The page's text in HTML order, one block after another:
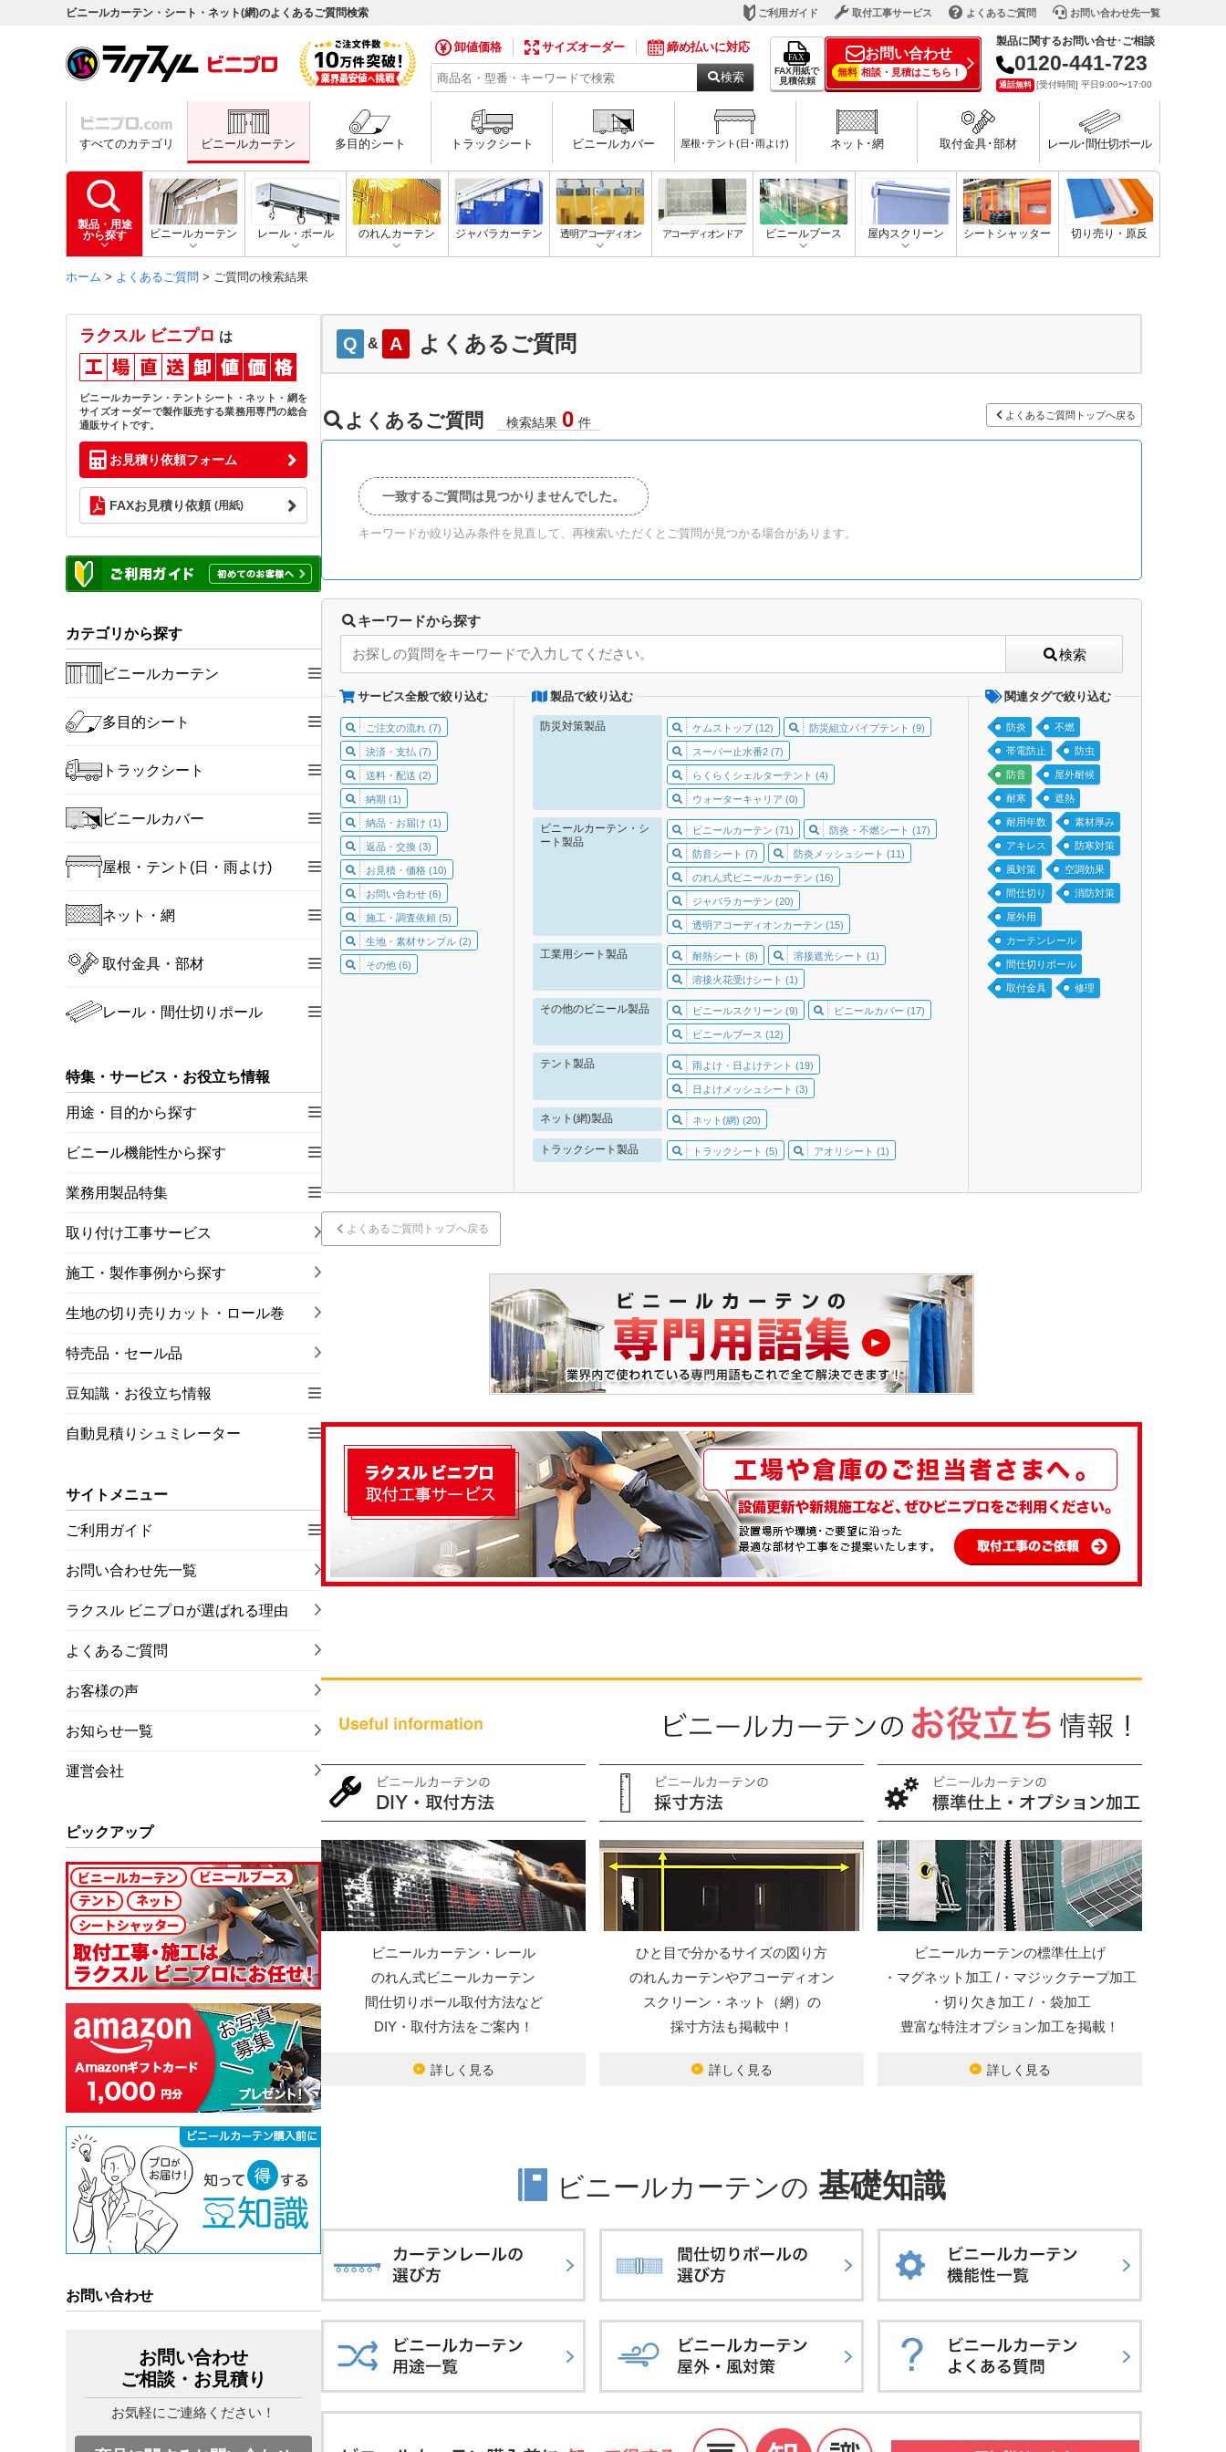
ビニールカーテン・シート・ネット(網)のよくあるご質問検索 ご利用ガイド 取付工事サービス よくあるご質問 お問い合わせ先一覧
卸値価格 サイズオーダー 締め払いに対応
検索
FAX用紙で
見積依頼
お問い合わせ
無料 相談・見積はこちら！
製品に関するお問い合せ･ご相談
0120-441-723
通話無料 [受付時間] 平日9:00〜17:00
すべてのカテゴリ ビニールカーテン 多目的シート トラックシート ビニールカバー 屋根･テント(日･雨よけ) ネット･網 取付金具･部材 レール･間仕切ポール
製品・用途
から探す
ビニールカーテン レール・ポール のれんカーテン ジャバラカーテン 透明アコーディオン アコーディオンドア ビニールブース 屋内スクリーン シートシャッター 切り売り・原反
ホーム > よくあるご質問 > ご質問の検索結果
Q & A よくあるご質問
よくあるご質問 検索結果 0 件
よくあるご質問トップへ戻る
一致するご質問は見つかりませんでした。
キーワードか絞り込み条件を見直して、再検索いただくとご質問が見つかる場合があります。
キーワードから探す
検索
サービス全般で絞り込む
ご注文の流れ (7)
決済・支払 (7)
送料・配送 (2)
納期 (1)
納品・お届け (1)
返品・交換 (3)
お見積・価格 (10)
お問い合わせ (6)
施工・調査依頼 (5)
生地・素材サンプル (2)
その他 (6)
製品で絞り込む
防災対策製品 ケムストップ (12) 防災組立パイプテント (9)
スーパー止水番2 (7)
らくらくシェルターテント (4)
ウォーターキャリア (0)
ビニールカーテン・シ
ート製品
ビニールカーテン (71) 防炎・不燃シート (17)
防音シート (7) 防炎メッシュシート (11)
のれん式ビニールカーテン (16)
ジャバラカーテン (20)
透明アコーディオンカーテン (15)
工業用シート製品 耐熱シート (8) 溶接遮光シート (1)
溶接火花受けシート (1)
その他のビニール製品 ビニールスクリーン (9) ビニールカバー (17)
ビニールブース (12)
テント製品 雨よけ・日よけテント (19)
日よけメッシュシート (3)
ネット(網)製品 ネット(網) (20)
トラックシート製品 トラックシート (5) アオリシート (1)
関連タグで絞り込む
防炎 不燃
帯電防止 防虫
防音 屋外耐候
耐寒 遮熱
耐用年数 素材厚み
アキレス 防寒対策
風対策 空調効果
間仕切り 消防対策
屋外用
カーテンレール
間仕切りポール
取付金具 修理
よくあるご質問トップへ戻る
ビニールカーテン・レール
のれん式ビニールカーテン
間仕切りポール取付方法など
DIY・取付方法をご案内！
詳しく見る
ひと目で分かるサイズの図り方
のれんカーテンやアコーディオン
スクリーン・ネット（網）の
採寸方法も掲載中！
詳しく見る
ビニールカーテンの標準仕上げ
・マグネット加工 /・マジックテープ加工
・切り欠き加工 / ・袋加工
豊富な特注オプション加工を掲載！
詳しく見る
ビニールカーテンの 基礎知識
ラクスル ビニプロ は
ビニールカーテン・テントシート・ネット・網を
サイズオーダーで製作販売する業務用専門の総合
通販サイトです。
お見積り依頼フォーム
FAXお見積り依頼 (用紙)
カテゴリから探す
ビニールカーテン
多目的シート
トラックシート
ビニールカバー
屋根・テント(日・雨よけ)
ネット・網
取付金具・部材
レール・間仕切りポール
特集・サービス・お役立ち情報
用途・目的から探す
ビニール機能性から探す
業務用製品特集
取り付け工事サービス
施工・製作事例から探す
生地の切り売りカット・ロール巻
特売品・セール品
豆知識・お役立ち情報
自動見積りシュミレーター
サイトメニュー
ご利用ガイド
お問い合わせ先一覧
ラクスル ビニプロが選ばれる理由
よくあるご質問
お客様の声
お知らせ一覧
運営会社
ピックアップ
お問い合わせ
お問い合わせ
ご相談・お見積り
お気軽にご連絡ください！